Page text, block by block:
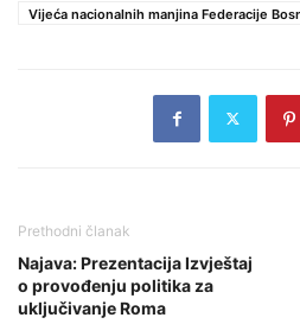
Vijeća nacionalnih manjina Federacije
Prethodni članak
Najava: Prezentacija Izvještaj
o provođenju politika za
uključivanje Roma